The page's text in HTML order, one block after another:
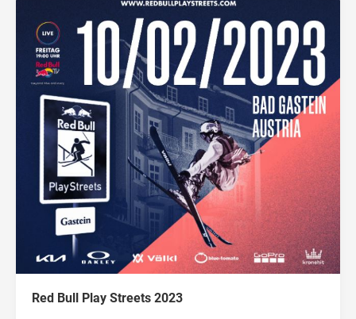
Red Bull Play Streets 2023